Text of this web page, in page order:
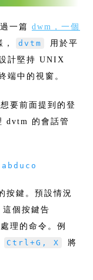
一篇 dwm，一個
dvtm
用於平
計堅持 UNIX
端中的視窗。
要前面提到的登
dvtm 的會話管
按鍵。預設情況
個按鍵告
理的命令。例
Ctrl+G, X
將